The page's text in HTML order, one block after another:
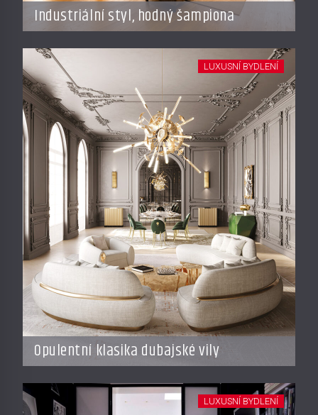
Industriální styl, hodný šampiona
Opulentní klasika dubajské vily
LUXUSNÍ BYDLENÍ
LUXUSNÍ BYDLENÍ